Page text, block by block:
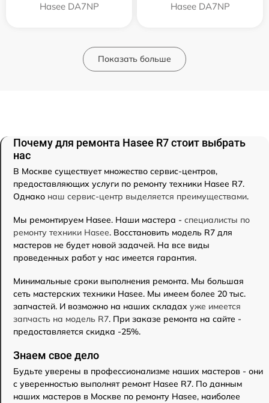
Hasee DA7NP Hasee DA7NP
Показать больше
Почему для ремонта Hasee R7 стоит выбрать
нас
В Москве существует множество сервис-центров,
предоставляющих услуги по ремонту техники Hasee R7.
Однако наш сервис-центр выделяется преимуществами.
Мы ремонтируем Hasee. Наши мастера - специалисты по
ремонту техники Hasee. Восстановить модель R7 для
мастеров не будет новой задачей. На все виды
проведенных работ у нас имеется гарантия.
Минимальные сроки выполнения ремонта. Мы большая
сеть мастерских техники Hasee. Мы имеем более 20 тыс.
запчастей. И возможно на наших складах уже имеется
запчасть на модель R7. При заказе ремонта на сайте -
предоставляется скидка -25%.
Знаем свое дело
Будьте уверены в профессионализме наших мастеров - они
с уверенностью выполнят ремонт Hasee R7. По данным
наших мастеров в Москве по ремонту Hasee, наиболее